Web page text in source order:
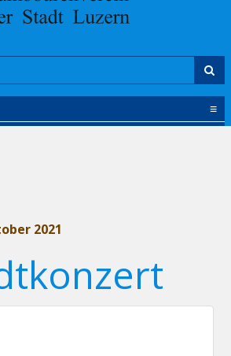
≡
2021